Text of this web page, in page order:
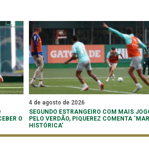
O
4 de agosto de 2026
SEGUNDO ESTRANGEIRO COM MAIS
PELO VERDÃO, PIQUEREZ COMENTA
HISTÓRICA’